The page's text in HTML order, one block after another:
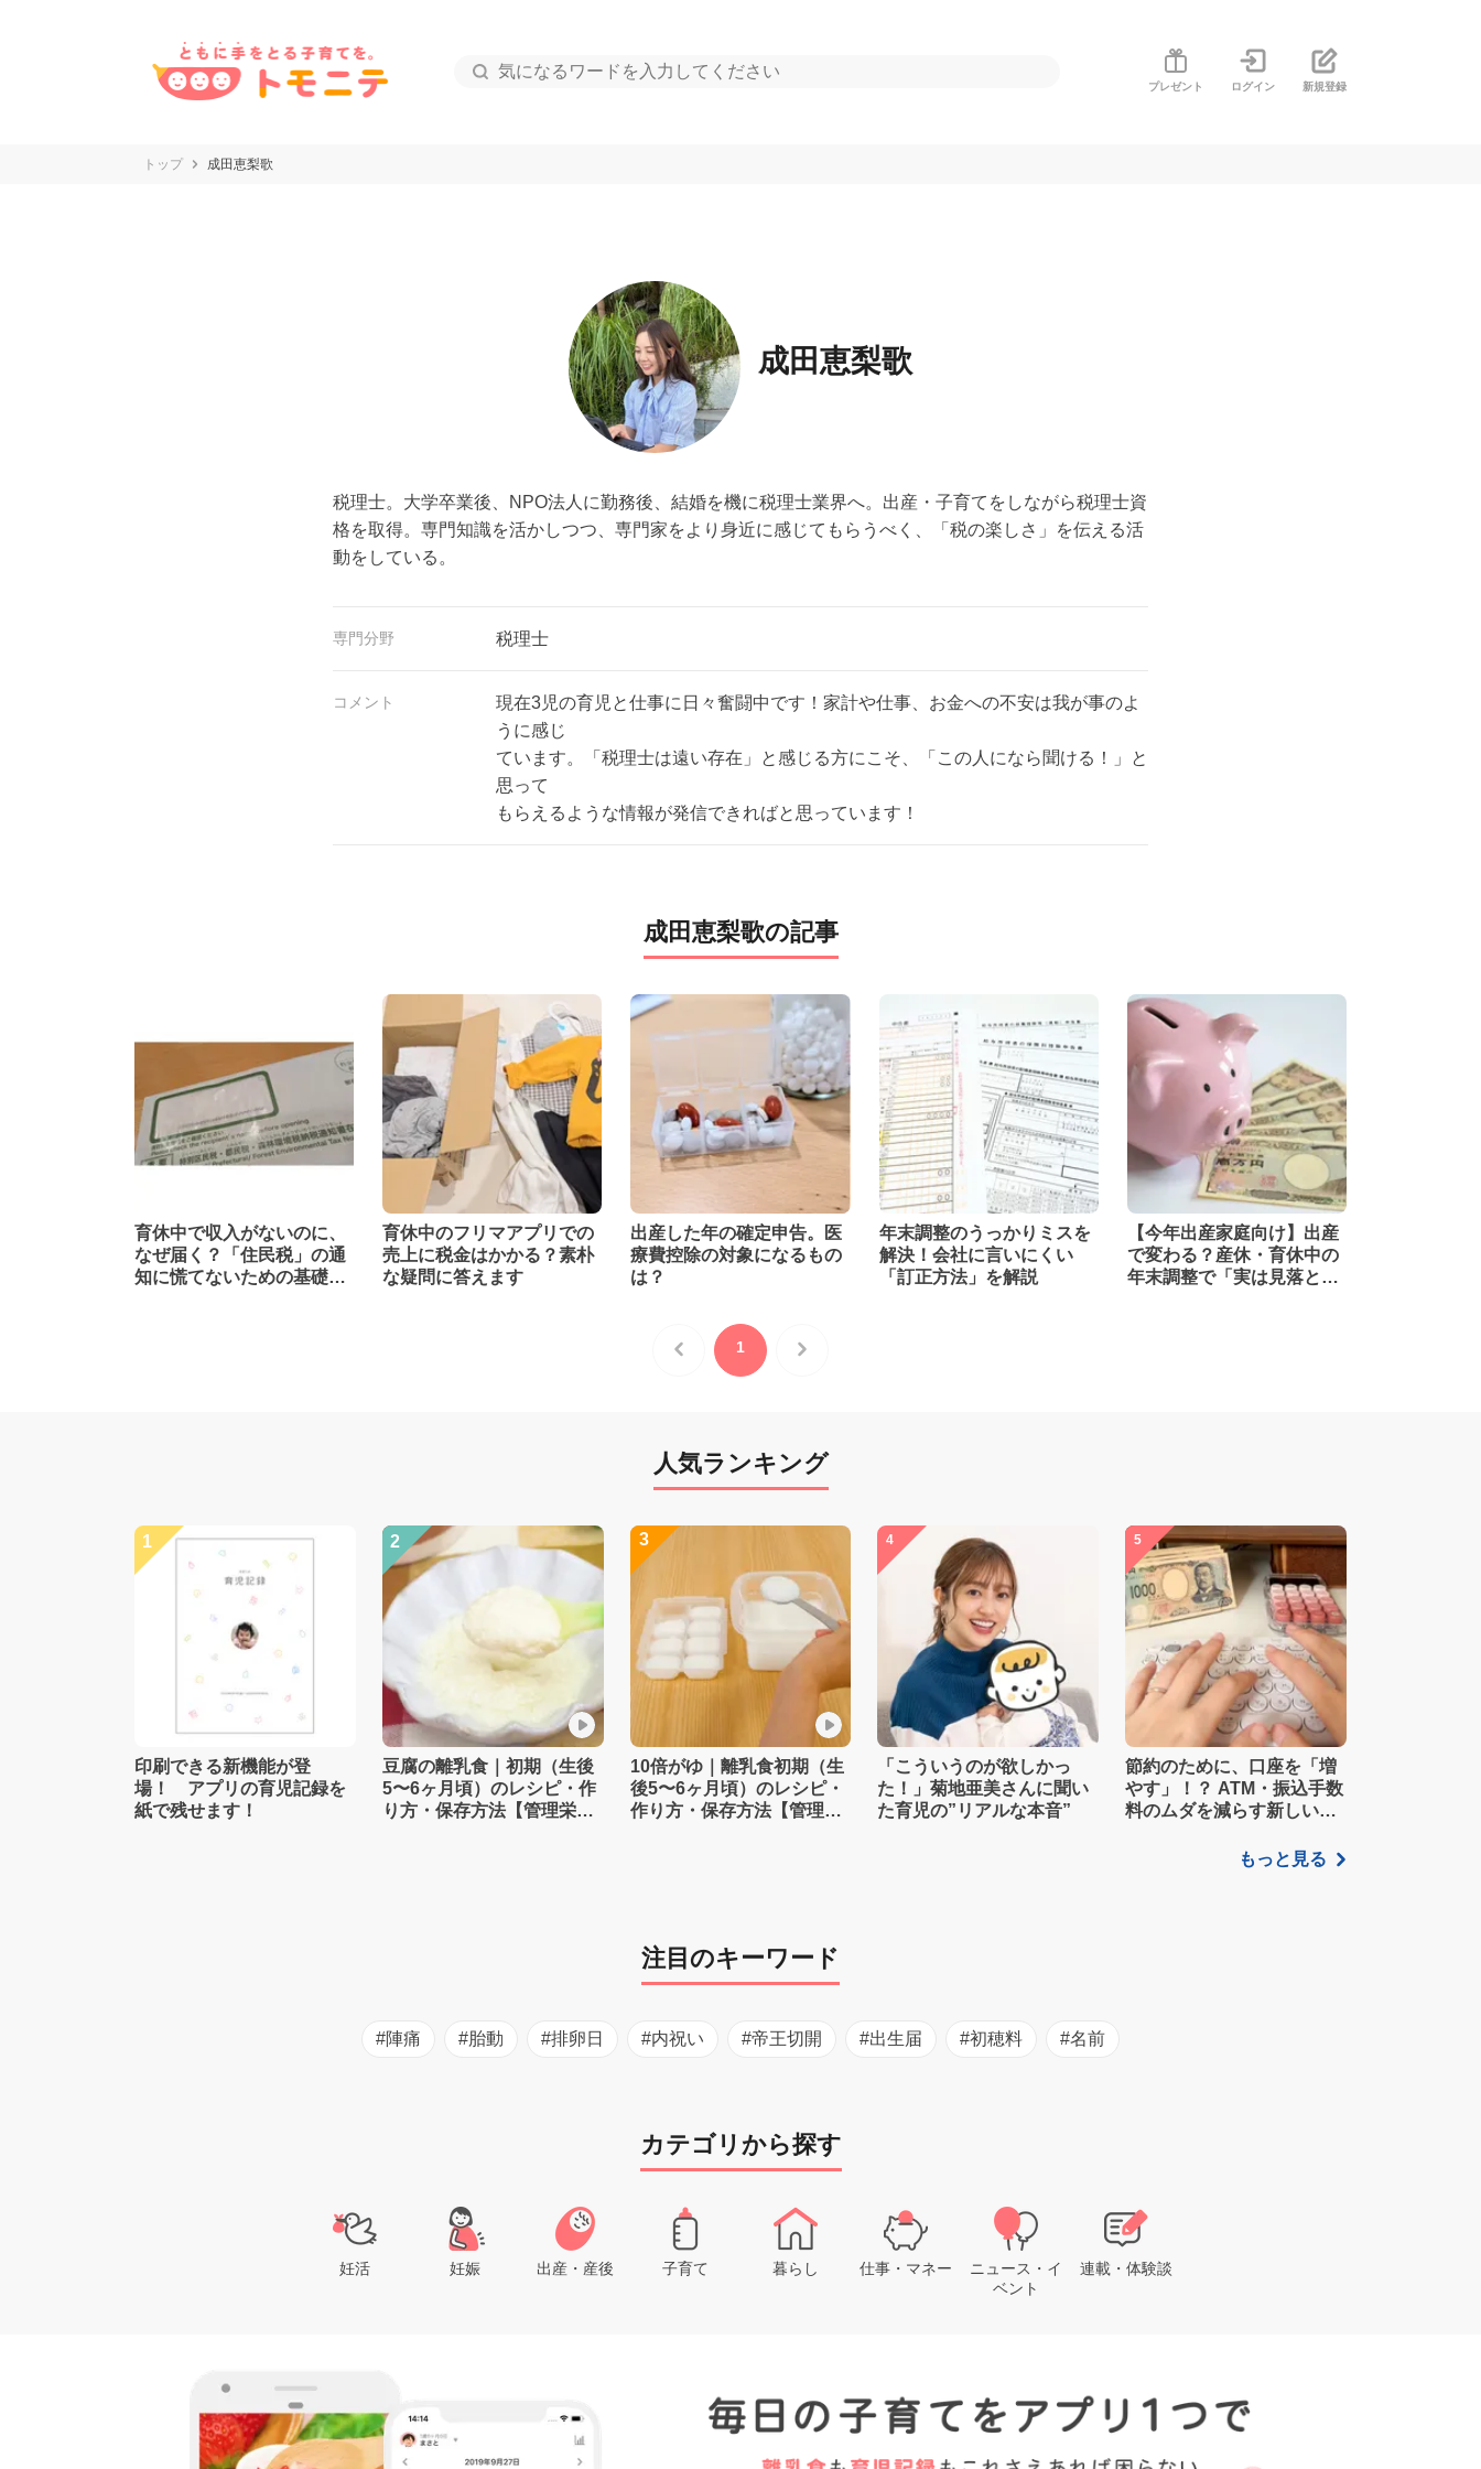
プレゼント ログイン 新規登録
トップ 成田恵梨歌
成田恵梨歌
税理士。大学卒業後、NPO法人に勤務後、結婚を機に税理士業界へ。出産・子育てをしながら税理士資
格を取得。専門知識を活かしつつ、専門家をより身近に感じてもらうべく、「税の楽しさ」を伝える活
動をしている。
専門分野 税理士
コメント
現在3児の育児と仕事に日々奮闘中です！家計や仕事、お金への不安は我が事のよ
うに感じ
ています。「税理士は遠い存在」と感じる方にこそ、「この人になら聞ける！」と
思って
もらえるような情報が発信できればと思っています！
成田恵梨歌の記事
育休中で収入がないのに、
なぜ届く？「住民税」の通
知に慌てないための基礎知
育休中のフリマアプリでの
売上に税金はかかる？素朴
な疑問に答えます
出産した年の確定申告。医
療費控除の対象になるもの
は？
年末調整のうっかりミスを
解決！会社に言いにくい
「訂正方法」を解説
【今年出産家庭向け】出産
で変わる？産休・育休中の
年末調整で「実は見落とし
1
人気ランキング
1
印刷できる新機能が登
場！ アプリの育児記録を
紙で残せます！
2
豆腐の離乳食｜初期（生後
5〜6ヶ月頃）のレシピ・作
り方・保存方法【管理栄養
3
10倍がゆ｜離乳食初期（生
後5〜6ヶ月頃）のレシピ・
作り方・保存方法【管理栄
4
「こういうのが欲しかっ
た！」菊地亜美さんに聞い
た育児の”リアルな本音”
5
節約のために、口座を「増
やす」！？ ATM・振込手数
料のムダを減らす新しい家
もっと見る
注目のキーワード
#陣痛 #胎動 #排卵日 #内祝い #帝王切開 #出生届 #初穂料 #名前
カテゴリから探す
妊活 妊娠 出産・産後 子育て 暮らし 仕事・マネー
ニュース・イ
ベント
連載・体験談